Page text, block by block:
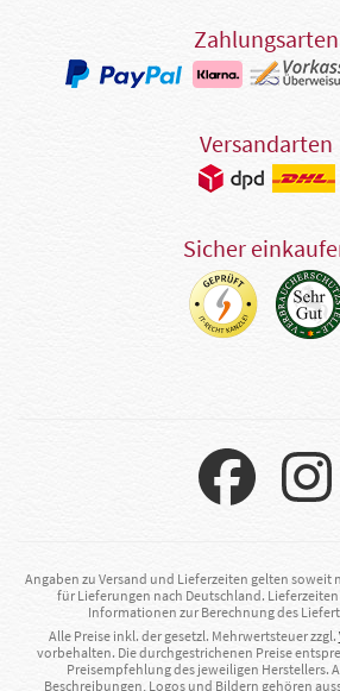
Zahlungsarten
Versandarten
Sicher
Angaben zu Versand und Lieferzeiten gelten soweit
für Lieferungen nach Deutschland.
Informationen zur Berechnung des
Alle Preise inkl. der gesetzl. Mehrwertsteuer zzgl.
vorbehalten. Die durchgestrichenen Preise
Preisempfehlung des jeweiligen Herstellers.
Beschreibungen, Logos und Bildern gehören